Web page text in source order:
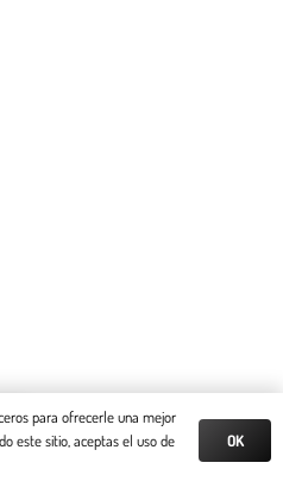
para ofrecerle una mejor
este sitio, aceptas el uso de
OK